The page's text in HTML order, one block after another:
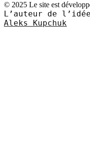
© 2025 Le site est
L’auteur de
Aleks Kupchuk